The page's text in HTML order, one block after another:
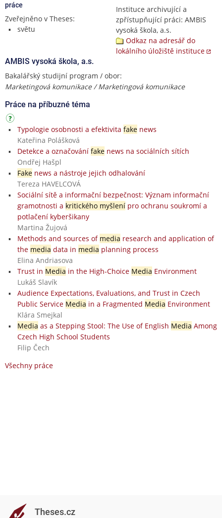
práce
Zveřejněno v Theses:
světu
Instituce archivující a
zpřístupňující práci: AMBIS
vysoká škola, a.s.
Odkaz na adresář do
lokálního úložiště instituce
AMBIS vysoká škola, a.s.
Bakalářský studijní program / obor:
Marketingová komunikace / Marketingová komunikace
Práce na příbuzné téma
Typologie osobnosti a efektivita fakenews
Kateřina Polášková
Detekce a označování fakenews na sociálních sítích
Ondřej Hašpl
Fakenews a nástroje jejich odhalování
Tereza HAVELCOVÁ
Sociální sítě a informační bezpečnost: Význam informační
gramotnosti a kritického myšlenípro ochranu soukromí a
potlačení kyberšikany
Martina Žujová
Methods and sources of media research and application of
the media data in media planning process
Elina Andriasova
Trust in Media in the High-Choice Media Environment
Lukáš Slavík
Audience Expectations, Evaluations, and Trust in Czech
Public Service Media in a Fragmented Media Environment
Klára Smejkal
Media as a Stepping Stool: The Use of English Media Among
Czech High School Students
Filip Čech
Všechny práce
Theses.cz